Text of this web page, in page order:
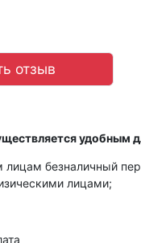
отзыв
удобным
безналичный
лицами;